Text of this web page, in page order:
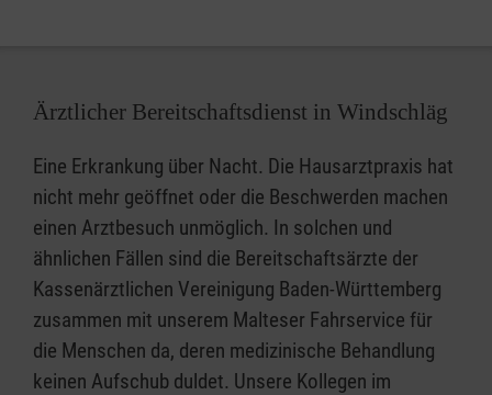
Ärztlicher Bereitschaftsdienst in Windschläg
Eine Erkrankung über Nacht. Die Hausarztpraxis hat
nicht mehr geöffnet oder die Beschwerden machen
einen Arztbesuch unmöglich. In solchen und
ähnlichen Fällen sind die Bereitschaftsärzte der
Kassenärztlichen Vereinigung Baden-Württemberg
zusammen mit unserem Malteser Fahrservice für
die Menschen da, deren medizinische Behandlung
keinen Aufschub duldet. Unsere Kollegen im